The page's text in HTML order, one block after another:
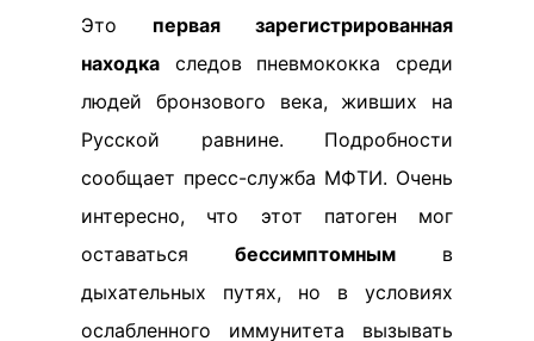
Это первая зарегистрированная
находка следов пневмококка среди
людей бронзового века, живших на
Русской равнине. Подробности
сообщает пресс-служба МФТИ. Очень
интересно, что этот патоген мог
оставаться бессимптомным в
дыхательных путях, но в условиях
ослабленного иммунитета вызывать